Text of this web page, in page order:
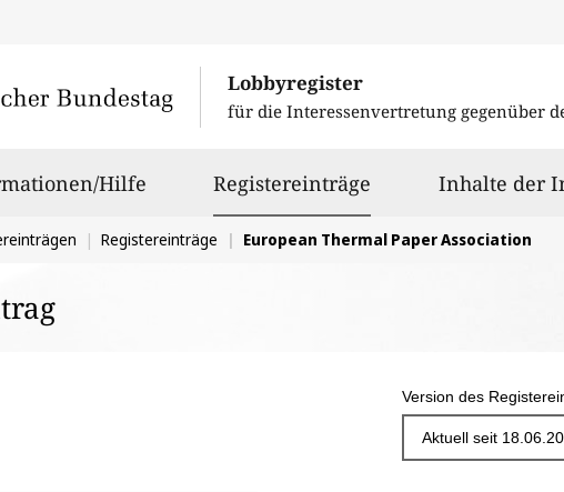
Lobbyregister
für die Interessenvertretung gegenüber
Hilfe Registereinträge ausgewähltInhalte der
Registereinträge European Thermal Paper Association
Version des